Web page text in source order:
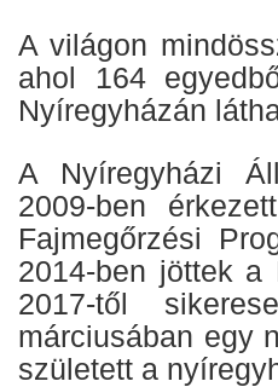
A világon
ahol 164
Nyíregyházán
A Nyíregyházi
2009-ben
Fajmegőrzési
2014-ben jöttek a
2017-től
márciusában egy
született a